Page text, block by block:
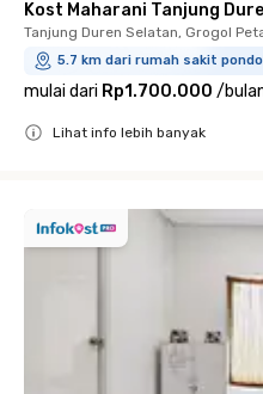
Kost Maharani Tanjung
Tanjung Duren Selatan, Grogol
5.7 km dari rumah sakit
mulai dari Rp1.700.000 /
Lihat info lebih banyak